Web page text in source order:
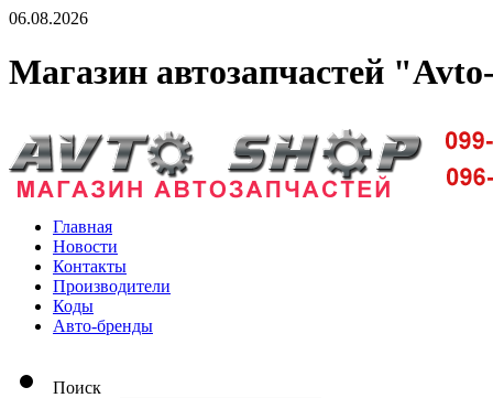
06.08.2026
Магазин автозапчастей
Доставка запчастей по Киеву и
Главная
Новости
Контакты
Производители
Коды
Авто-бренды
Поиск